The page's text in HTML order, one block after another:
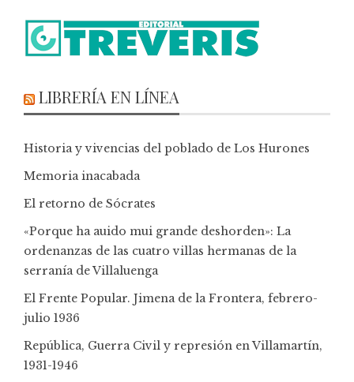
LIBRERÍA EN LÍNEA
Historia y vivencias del poblado de Los Hurones
Memoria inacabada
El retorno de Sócrates
«Porque ha auido mui grande deshorden»: La
ordenanzas de las cuatro villas hermanas de la
serranía de Villaluenga
El Frente Popular. Jimena de la Frontera, febrero-
julio 1936
República, Guerra Civil y represión en Villamartín,
1931-1946